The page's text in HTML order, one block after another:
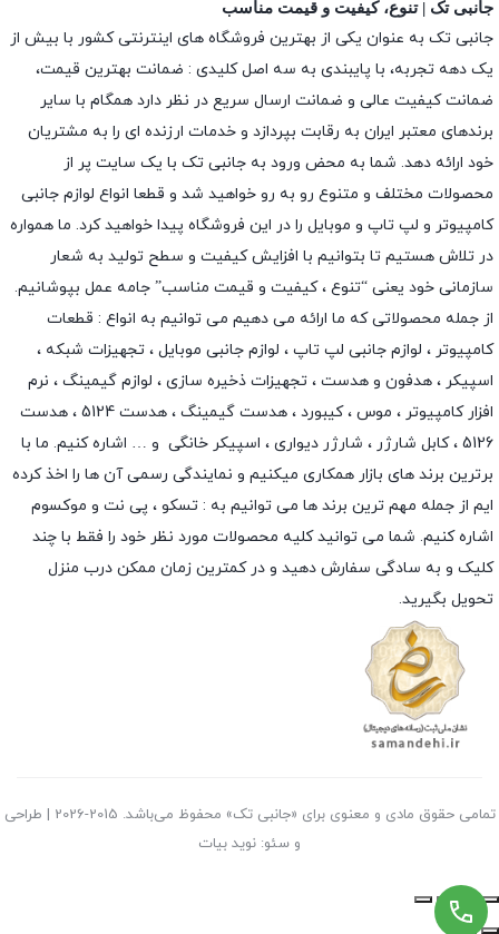
جانبی تک | تنوع، کیفیت و قیمت مناسب
جانبی تک به عنوان یکی از بهترین فروشگاه های اینترنتی کشور با بیش از
یک دهه تجربه، با پایبندی به سه اصل کلیدی : ضمانت بهترین قیمت،
ضمانت کیفیت عالی و ضمانت ارسال سریع در نظر دارد همگام با سایر
برندهای معتبر ایران به رقابت بپردازد و خدمات ارزنده ای را به مشتریان
خود ارائه دهد. شما به محض ورود به جانبی تک با یک سایت پر از
محصولات مختلف و متنوع رو به رو خواهید شد و قطعا انواع لوازم جانبی
کامپیوتر و لپ تاپ و موبایل را در این فروشگاه پیدا خواهید کرد. ما همواره
در تلاش هستیم تا بتوانیم با افزایش کیفیت و سطح تولید به شعار
سازمانی خود یعنی “تنوع ، کیفیت و قیمت مناسب” جامه عمل بپوشانیم.
از جمله محصولاتی که ما ارائه می دهیم می توانیم به انواع : قطعات
کامپیوتر ، لوازم جانبی لپ تاپ ، لوازم جانبی موبایل ، تجهیزات شبکه ،
اسپیکر ، هدفون و هدست ، تجهیزات ذخیره سازی ، لوازم گیمینگ ، نرم
افزار کامپیوتر ، موس ،کیبورد ، هدست گیمینگ
، هدست 5124 ، هدست
5126 ،
کابل شارژر ، شارژر دیواری ، اسپیکر خانگی و … اشاره کنیم. ما با
برترین برند های بازار همکاری میکنیم و نمایندگی رسمی آن ها را اخذ کرده
ایم از جمله مهم ترین برند ها می توانیم به : تسکو ، پی نت و موکسوم
اشاره کنیم. شما می توانید کلیه محصولات مورد نظر خود را فقط با چند
کلیک و به سادگی سفارش دهید و در کمترین زمان ممکن درب منزل
تحویل بگیرید.
تمامی حقوق مادی و معنوی برای «جانبی تک» محفوظ می‌باشد. 2015-2026 | طراحی
و سئو: نوید بیات